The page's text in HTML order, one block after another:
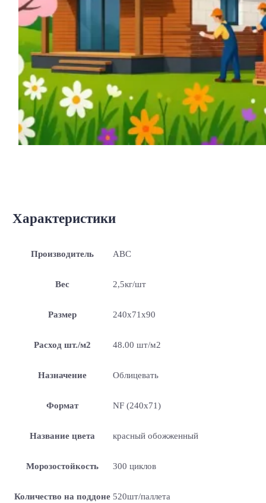
Характеристики
Производитель ABC
Вес 2,5кг/шт
Размер 240х71х90
Расход шт./м2 48.00 шт/м2
Назначение Облицевать
Формат NF (240х71)
Название цвета красный обожженный
Морозостойкость 300 циклов
Количество на поддоне 520шт/паллета